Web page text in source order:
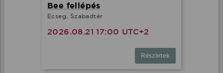
Bee fellépés
Ecseg, Szabadtér
2026.08.21 17:00 UTC+2
Részletek